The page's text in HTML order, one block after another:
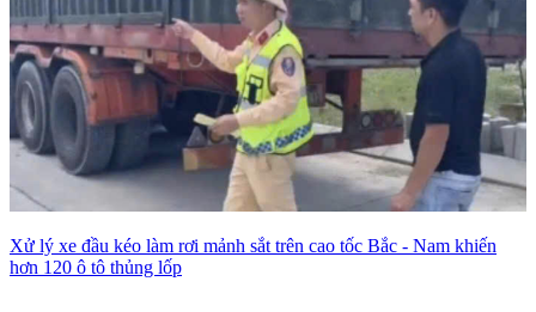
Xử lý xe đầu kéo làm rơi mảnh sắt trên cao tốc Bắc - Nam khiến
hơn 120 ô tô thủng lốp